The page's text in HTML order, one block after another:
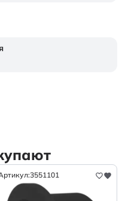
3551101